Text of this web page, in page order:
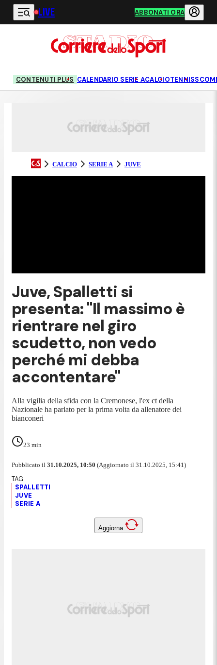
Vai al contenuto principale
LIVE ABBONATI ORA
CONTENUTI PLUS CALENDARIO SERIE ACALCIOTENNIS
CALCIO SERIE A JUVE
Juve, Spalletti si
presenta: "Il massimo è
rientrare nel giro
scudetto, non vedo
perché mi debba
accontentare"
Alla vigilia della sfida con la Cremonese, l'ex ct della
Nazionale ha parlato per la prima volta da allenatore dei
bianconeri
23 min
Pubblicato il 31.10.2025, 10:50 (Aggiornato il 31.10.2025, 15:41)
SPALLETTI
JUVE
SERIE A
Aggiorna